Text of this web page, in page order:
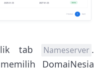
tab Nameserver .
DomaiNesia